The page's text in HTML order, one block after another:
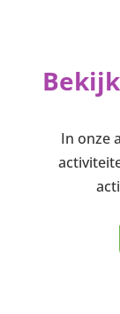
In onze